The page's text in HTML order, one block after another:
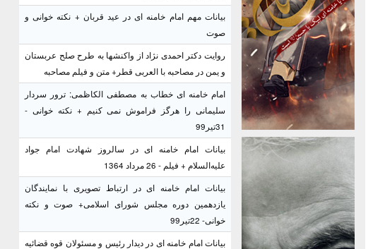
بیانات مهم امام خامنه ای در عید قربان + نکته خوانی و
صوت
روایت دکتر احمدی نژاد از واکنشها به طرح صلح عربستان
و یمن در مصاحبه با العربی قطر+ متن و فیلم مصاحبه
امام خامنه ای خطاب به مصطفی الکاظمی: ترور سردار
سلیمانی را هرگز فراموش نمی کنیم + نکته خوانی -
31تیر99
بیانات امام خامنه ای در سالروز شهادت امام جواد
علیه‌السلام + فیلم - 26 مرداد 1364
بیانات امام خامنه ای در ارتباط تصویری با نمایندگان
یازدهمین دوره مجلس شورای اسلامی+ صوت و نکته
خوانی- 22تیر99
بیانات امام خامنه ای در دیدار رئیس و مسئولان قوه قضائیه